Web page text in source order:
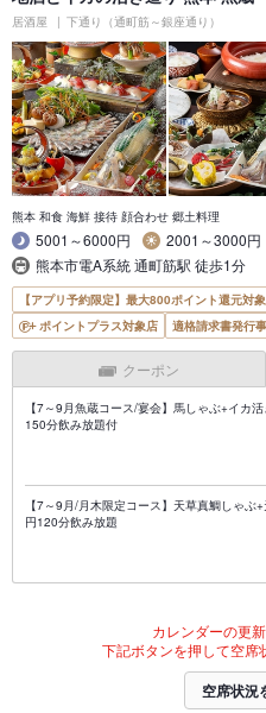
居酒屋 下通り（通町筋～銀座通り）
熊本 和食 海鮮 接待 顔合わせ 郷土料理
5001～6000円
2001～3000円
熊本市電A系統 通町筋駅 徒歩1分
【アプリ予約限定】最大800ポイント還元対
ポイントプラス対象店
適格請求書発行
クーポン
【7～9月魚蔵コース/宴会】馬しゃぶ+イカ
150分飲み放題付
【7～9月/月木限定コース】天草真鯛しゃ
円120分飲み放題
カレンダーの更
下記ボタンを押して空席
空席状況